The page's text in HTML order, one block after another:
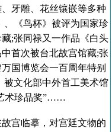
牙雕、花丝镶嵌等多种
、《鸟杯》被评为国家珍
;张同禄又一作品《白头
首次被台北故宫馆藏;张
国博览会一百周年特别
被文化部中外首工美术馆
术珍品奖”……
宫临摹，对宫廷文物的